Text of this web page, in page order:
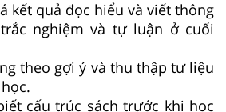
kết quả đọc hiểu và viết thông
nghiệm và tự luận ở cuối
theo gợi ý và thu thập tư liệu
cấu trúc sách trước khi học